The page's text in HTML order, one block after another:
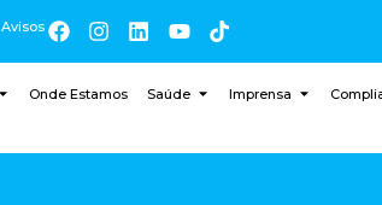
Avisos
Onde Estamos Saúde Imprensa